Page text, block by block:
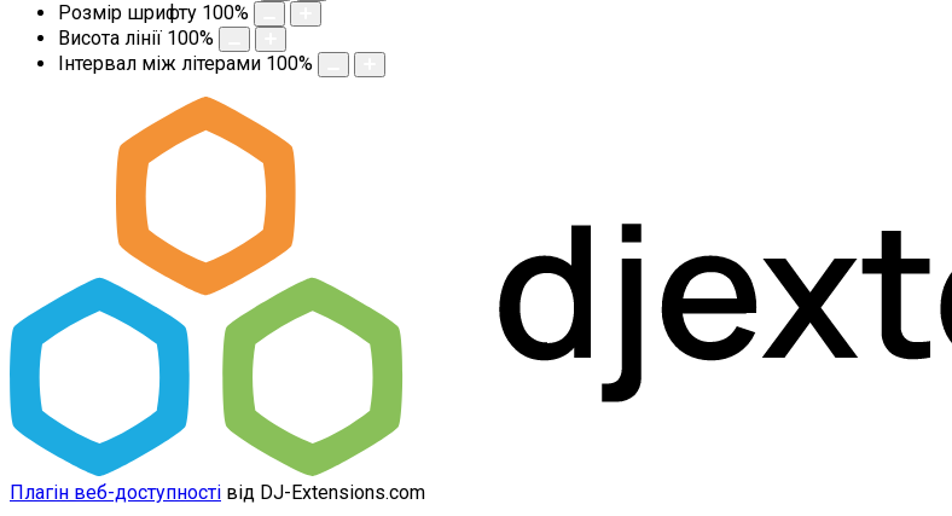
Розмір шрифту 100%
Висота лінії 100%
Інтервал між літерами 100%
Плагін веб-доступності від DJ-Extensions.com